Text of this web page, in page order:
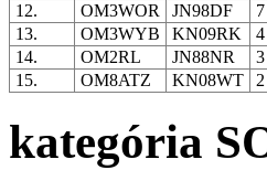
12.
OM3WOR JN98DF 7
13.
OM3WYB KN09RK 4
14.
OM2RL JN88NR 3
15.
OM8ATZ KN08WT 2
kategória